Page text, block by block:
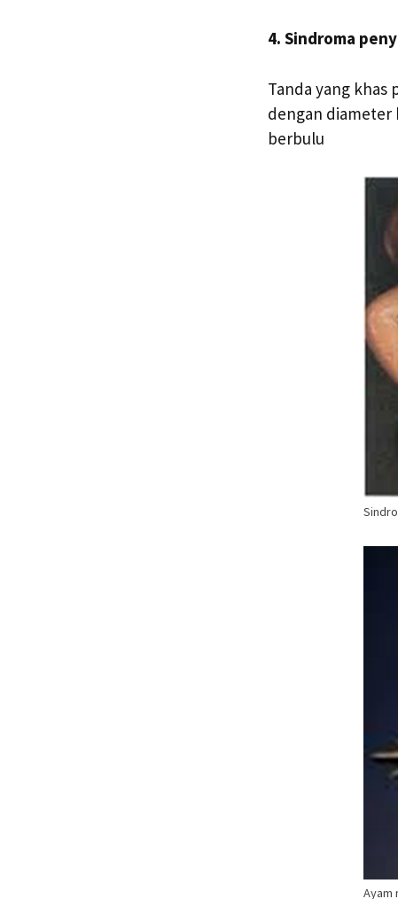
4. Sindroma
Tanda yang
dengan diameter
berbulu
Ayam